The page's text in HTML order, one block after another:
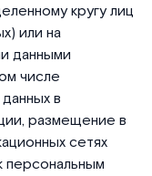
кругу лиц
или на
данными
числе
в
размещение в
сетях
персональным